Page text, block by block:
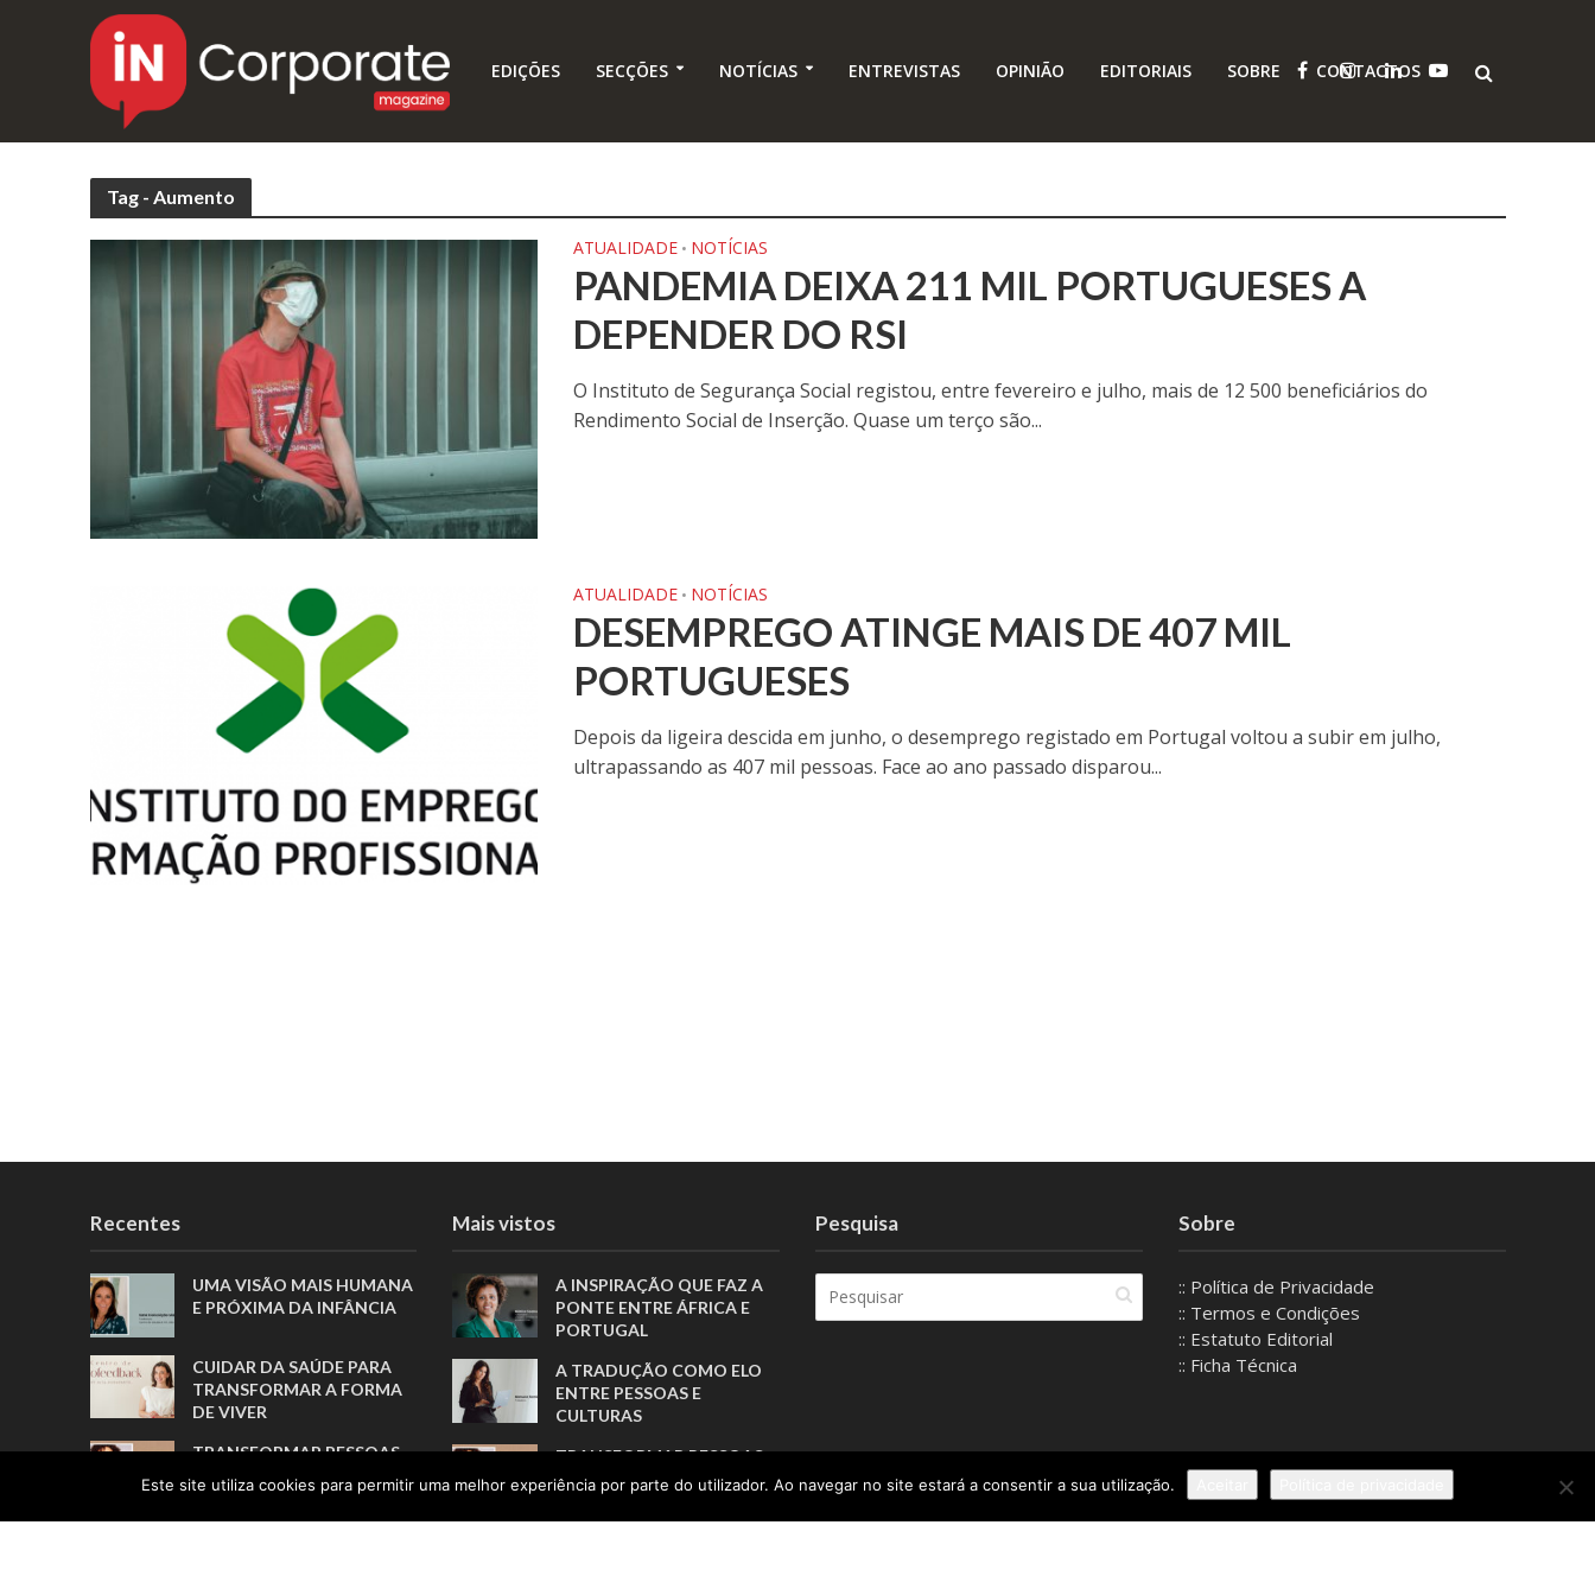
EDIÇÕES SECÇÕES NOTÍCIAS ENTREVISTAS OPINIÃO EDITORIAIS SOBRE CONTACTOS
Tag - Aumento
ATUALIDADE • NOTÍCIAS
PANDEMIA DEIXA 211 MIL PORTUGUESES A
DEPENDER DO RSI
O Instituto de Segurança Social registou, entre fevereiro e julho, mais de 12 500 beneficiários do
Rendimento Social de Inserção. Quase um terço são...
ATUALIDADE • NOTÍCIAS
DESEMPREGO ATINGE MAIS DE 407 MIL
PORTUGUESES
Depois da ligeira descida em junho, o desemprego registado em Portugal voltou a subir em julho,
ultrapassando as 407 mil pessoas. Face ao ano passado disparou...
Recentes
UMA VISÃO MAIS HUMANA
E PRÓXIMA DA INFÂNCIA
CUIDAR DA SAÚDE PARA
TRANSFORMAR A FORMA
DE VIVER
TRANSFORMAR PESSOAS,
MUITO ANTES DE FORMAR
ATLETAS
Mais vistos
A INSPIRAÇÃO QUE FAZ A
PONTE ENTRE ÁFRICA E
PORTUGAL
A TRADUÇÃO COMO ELO
ENTRE PESSOAS E
CULTURAS
TRANSFORMAR PESSOAS,
MUITO ANTES DE FORMAR
ATLETAS
Pesquisa Sobre
:: Política de Privacidade
:: Termos e Condições
:: Estatuto Editorial
:: Ficha Técnica
Este site utiliza cookies para permitir uma melhor experiência por parte do utilizador. Ao navegar no site estará a consentir a sua utilização.